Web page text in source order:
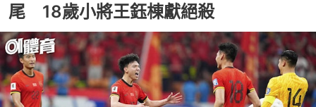
尾 18歲小將王鈺棟獻絕殺